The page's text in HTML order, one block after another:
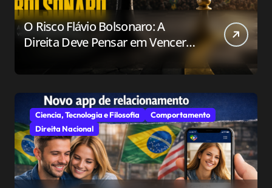
O Risco Flávio Bolsonaro: A
Direita Deve Pensar em Vencer
Ciencia, Tecnologia e Filosofia
Comportamento
Direita Nacional